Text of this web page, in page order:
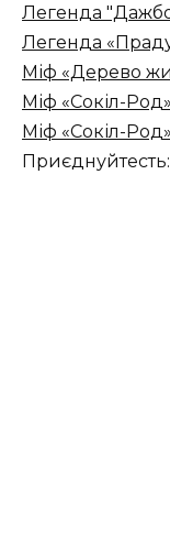
Легенда
Легенда
Міф «Дерево
Міф «Сокіл-
Міф «Сокіл-
Приєднуйтесть: